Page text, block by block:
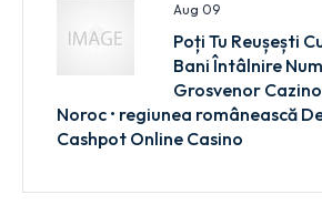
Aug 09
Poți Tu Reușești
Bani Întâlnire
Grosvenor
Noroc • regiunea românească
Cashpot Online Casino